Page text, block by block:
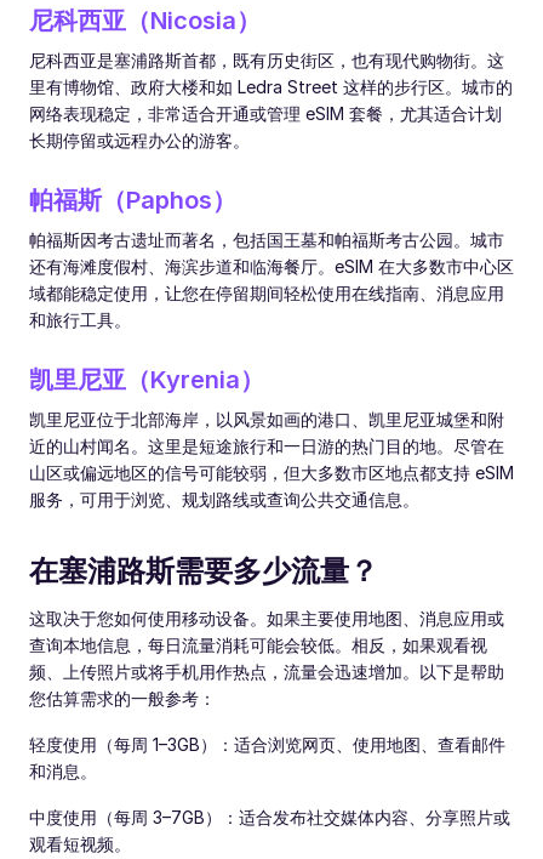
尼科西亚（Nicosia）
尼科西亚是塞浦路斯首都，既有历史街区，也有现代购物街。这
里有博物馆、政府大楼和如 Ledra Street 这样的步行区。城市的
网络表现稳定，非常适合开通或管理 eSIM 套餐，尤其适合计划
长期停留或远程办公的游客。
帕福斯（Paphos）
帕福斯因考古遗址而著名，包括国王墓和帕福斯考古公园。城市
还有海滩度假村、海滨步道和临海餐厅。eSIM 在大多数市中心区
域都能稳定使用，让您在停留期间轻松使用在线指南、消息应用
和旅行工具。
凯里尼亚（Kyrenia）
凯里尼亚位于北部海岸，以风景如画的港口、凯里尼亚城堡和附
近的山村闻名。这里是短途旅行和一日游的热门目的地。尽管在
山区或偏远地区的信号可能较弱，但大多数市区地点都支持 eSIM
服务，可用于浏览、规划路线或查询公共交通信息。
在塞浦路斯需要多少流量？
这取决于您如何使用移动设备。如果主要使用地图、消息应用或
查询本地信息，每日流量消耗可能会较低。相反，如果观看视
频、上传照片或将手机用作热点，流量会迅速增加。以下是帮助
您估算需求的一般参考：
轻度使用（每周 1–3GB）：适合浏览网页、使用地图、查看邮件
和消息。
中度使用（每周 3–7GB）：适合发布社交媒体内容、分享照片或
观看短视频。